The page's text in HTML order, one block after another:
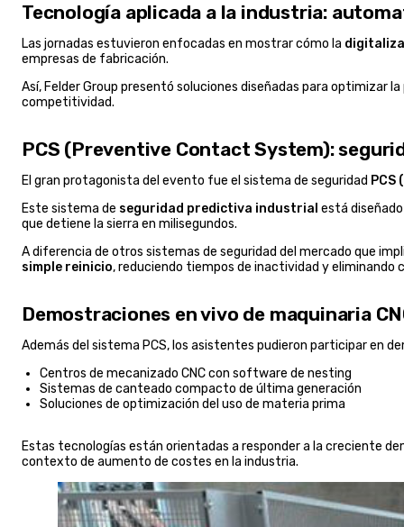
Tecnología aplicada a la industria:
Las jornadas estuvieron enfocadas en mostrar cómo la
empresas de fabricación.
Así, Felder Group presentó soluciones diseñadas para
competitividad.
PCS (Preventive Contact System):
El gran protagonista del evento fue el sistema de seguridad
Este sistema de seguridad predictiva industrial está
que detiene la sierra en milisegundos.
A diferencia de otros sistemas de seguridad del mercado que
simple reinicio, reduciendo tiempos de inactividad y eliminando
Demostraciones en vivo de maquinaria
Además del sistema PCS, los asistentes pudieron participar en
Centros de mecanizado CNC con software de nesting
Sistemas de canteado compacto de última generación
Soluciones de optimización del uso de materia prima
Estas tecnologías están orientadas a responder a la creciente
contexto de aumento de costes en la industria.